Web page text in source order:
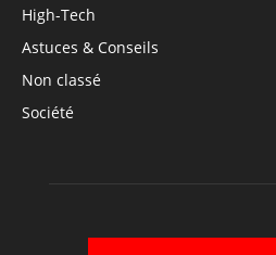
High-Tech
Astuces & Conseils
Non classé
Société